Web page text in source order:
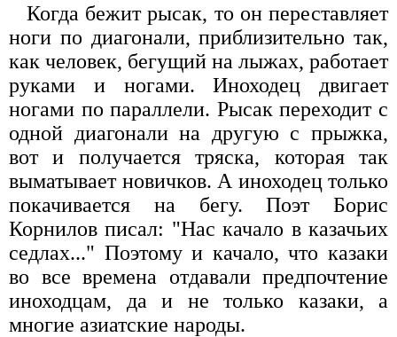
Когда бежит рысак, то он переставляет
ноги по диагонали, приблизительно так,
как человек, бегущий на лыжах, работает
руками и ногами. Иноходец двигает
ногами по параллели. Рысак переходит с
одной диагонали на другую с прыжка,
вот и получается тряска, которая так
выматывает новичков. А иноходец только
покачивается на бегу. Поэт Борис
Корнилов писал: "Нас качало в казачьих
седлах..." Поэтому и качало, что казаки
во все времена отдавали предпочтение
иноходцам, да и не только казаки, а
многие азиатские народы.